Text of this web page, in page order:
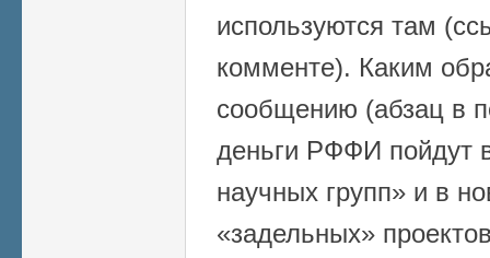
используются там
комменте). Каким
сообщению (абзац в
деньги РФФИ пойдут
научных групп» и в
«задельных»